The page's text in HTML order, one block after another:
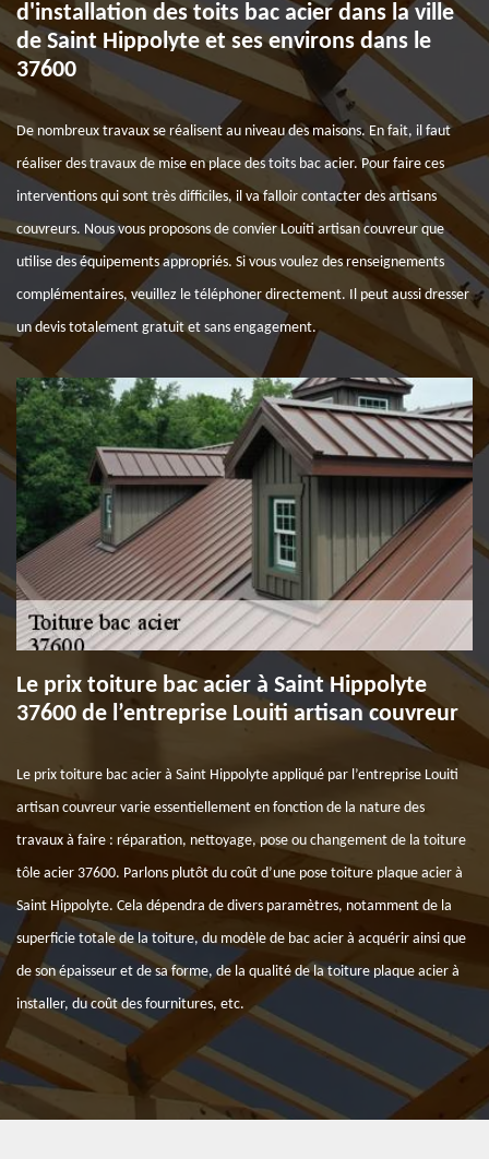
d'installation des toits bac acier dans la ville
de Saint Hippolyte et ses environs dans le
37600
De nombreux travaux se réalisent au niveau des maisons. En fait, il faut
réaliser des travaux de mise en place des toits bac acier. Pour faire ces
interventions qui sont très difficiles, il va falloir contacter des artisans
couvreurs. Nous vous proposons de convier Louiti artisan couvreur que
utilise des équipements appropriés. Si vous voulez des renseignements
complémentaires, veuillez le téléphoner directement. Il peut aussi dresser
un devis totalement gratuit et sans engagement.
Le prix toiture bac acier à Saint Hippolyte
37600 de l’entreprise Louiti artisan couvreur
Le prix toiture bac acier à Saint Hippolyte appliqué par l’entreprise Louiti
artisan couvreur varie essentiellement en fonction de la nature des
travaux à faire : réparation, nettoyage, pose ou changement de la toiture
tôle acier 37600. Parlons plutôt du coût d’une pose toiture plaque acier à
Saint Hippolyte. Cela dépendra de divers paramètres, notamment de la
superficie totale de la toiture, du modèle de bac acier à acquérir ainsi que
de son épaisseur et de sa forme, de la qualité de la toiture plaque acier à
installer, du coût des fournitures, etc.